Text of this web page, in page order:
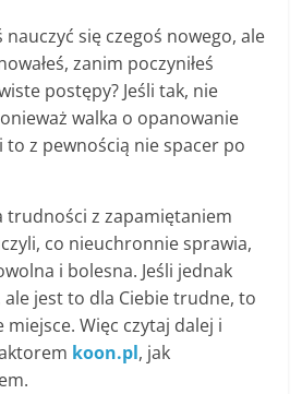
nauczyć się czegoś nowego, ale
zanim poczyniłeś
postępy? Jeśli tak, nie
walka o opanowanie
z pewnością nie spacer po
trudności z zapamiętaniem
co nieuchronnie sprawia,
i bolesna. Jeśli jednak
ale jest to dla Ciebie trudne, to
miejsce. Więc czytaj dalej i
koon.pl, jak